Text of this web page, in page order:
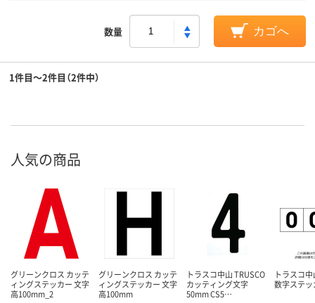
数量 カゴへ
1件目～2件目（2件中）
人気の商品
グリーンクロス カッテ
ィングステッカー 文字
高100mm_2
グリーンクロス カッテ
ィングステッカー 文字
高100mm
トラスコ中山 TRUSCO
カッティング文字
50mm CS5…
トラスコ
数字ステッ